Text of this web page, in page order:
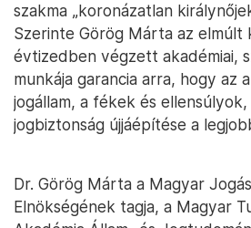
szakma „koronázatlan
Szerinte Görög Márta az elmúlt
évtizedben végzett akadémiai,
munkája garancia arra, hogy az
jogállam, a fékek és
jogbiztonság újjáépítése a
Dr. Görög Márta a Magyar
Elnökségének tagja, a Magyar